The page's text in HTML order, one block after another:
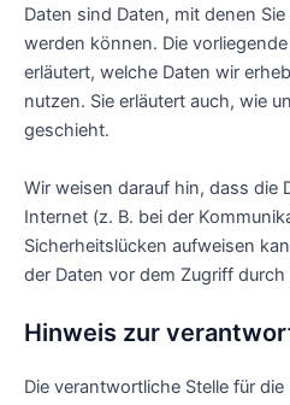
Daten sind Daten, mit denen
werden können. Die
erläutert, welche Daten wir
nutzen. Sie erläutert auch, wie
geschieht.
Wir weisen darauf hin, dass die
Internet (z. B. bei der
Sicherheitslücken aufweisen
der Daten vor dem Zugriff
Hinweis zur
Die verantwortliche Stelle für